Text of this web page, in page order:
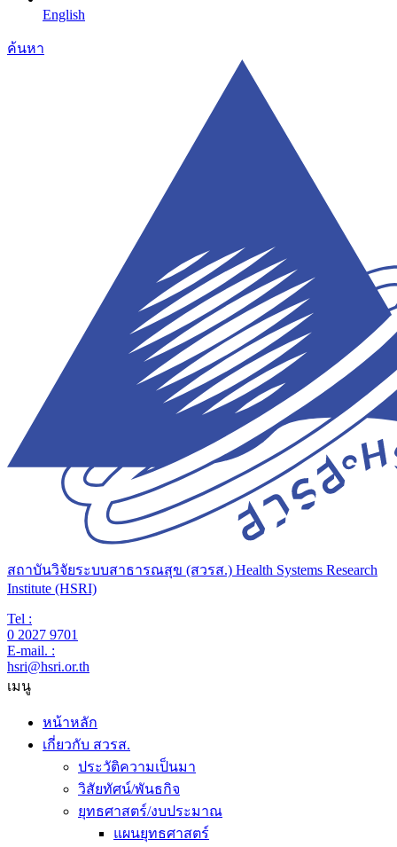
English
ค้นหา
สถาบันวิจัยระบบสาธารณสุข (สวรส.) Health Systems Research
Institute (HSRI)
Tel :
0 2027 9701
E-mail. :
hsri@hsri.or.th
เมนู
หน้าหลัก
เกี่ยวกับ สวรส.
ประวัติความเป็นมา
วิสัยทัศน์/พันธกิจ
ยุทธศาสตร์/งบประมาณ
แผนยุทธศาสตร์